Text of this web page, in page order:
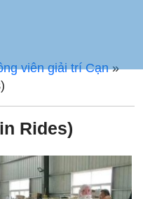
viên giải trí Cạn»
Rides)